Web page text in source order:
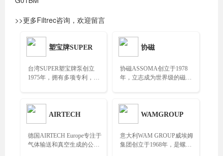
>>更多Filtrec咨询，欢迎留言
塑宝牌SUPER
台湾SUPER塑宝牌泵创立
1975年，拥有多项专利，全
协磁
协磁ASSOMA创立于1978
年，立志成为世界级的磁力
AIRTECH
德国AIRTECH Europe专注于
气体输送和真空生成的公
WAMGROUP
意大利WAM GROUP威埃姆
集团创立于1968年，是螺旋